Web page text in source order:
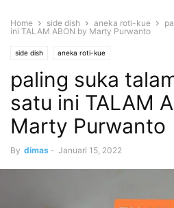
Home side dish aneka roti-kue
ini TALAM ABON by Marty Purwanto
side dish aneka roti-kue
paling suka
satu ini TALAM
Marty Purwanto
By dimas - Januari 15, 2022